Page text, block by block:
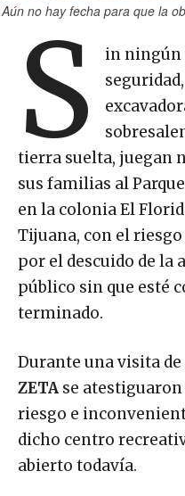
Aún no hay fecha para que la
S
in ningún
tierra suelta, juegan
sus familias al
en la colonia El
Tijuana, con el
por el descuido de la
público sin que esté
terminado.
Durante una visita
ZETA se
riesgo e
dicho centro
abierto todavía.